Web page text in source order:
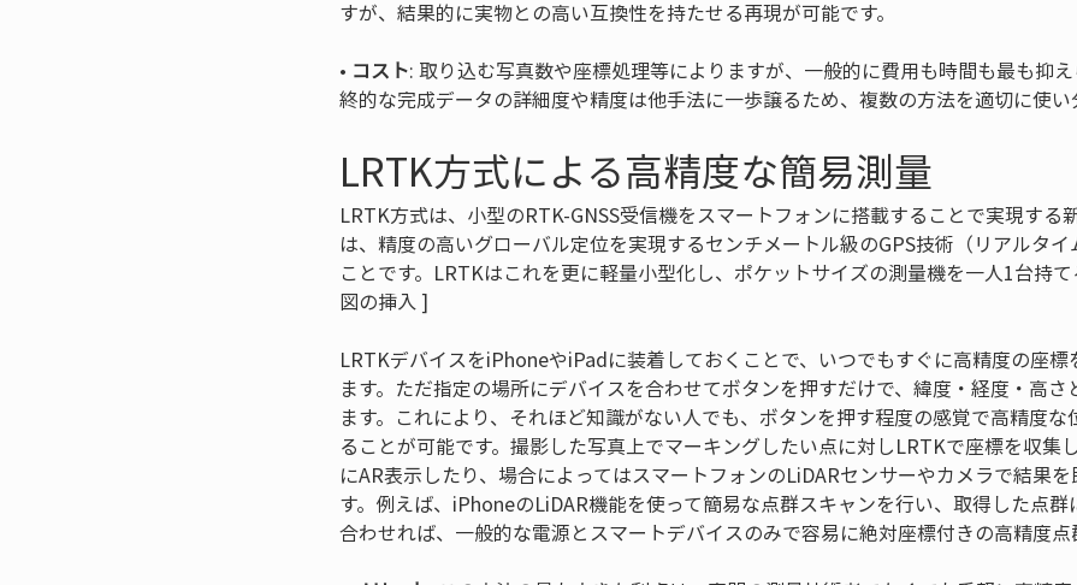
• コスト: 取り込む写真数や座標処理等によりますが、一般的に費用も時間も最も抑
終的な完成データの詳細度や精度は他手法に一歩譲るため、複数の方法を適切に使い
LRTK方式による高精度な簡易測量
LRTK方式は、小型のRTK-GNSS受信機をスマートフォンに搭載することで実現する
は、精度の高いグローバル定位を実現するセンチメートル級のGPS技術（リアルタ
ことです。LRTKはこれを更に軽量小型化し、ポケットサイズの測量機を一人1台持
図の挿入 ]
LRTKデバイスをiPhoneやiPadに装着しておくことで、いつでもすぐに高精度の座標
ます。ただ指定の場所にデバイスを合わせてボタンを押すだけで、緯度・経度・高
ます。これにより、それほど知識がない人でも、ボタンを押す程度の感覚で高精度
ることが可能です。撮影した写真上でマーキングしたい点に対しLRTKで座標を収集
にAR表示したり、場合によってはスマートフォンのLiDARセンサーやカメラで結果
す。例えば、iPhoneのLiDAR機能を使って簡易な点群スキャンを行い、取得した点
合わせれば、一般的な電源とスマートデバイスのみで容易に絶対座標付きの高精度点